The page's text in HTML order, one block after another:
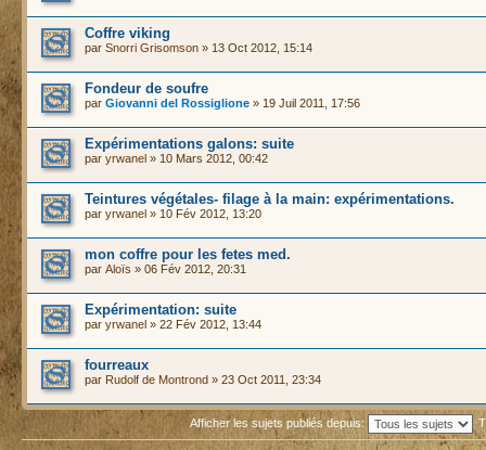
Coffre viking
par Snorri Grisomson » 13 Oct 2012, 15:14
Fondeur de soufre
par Giovanni del Rossiglione » 19 Juil 2011, 17:56
Expérimentations galons: suite
par yrwanel » 10 Mars 2012, 00:42
Teintures végétales- filage à la main: expérimentations.
par yrwanel » 10 Fév 2012, 13:20
mon coffre pour les fetes med.
par Aloïs » 06 Fév 2012, 20:31
Expérimentation: suite
par yrwanel » 22 Fév 2012, 13:44
fourreaux
par Rudolf de Montrond » 23 Oct 2011, 23:34
Afficher les sujets publiés depuis: